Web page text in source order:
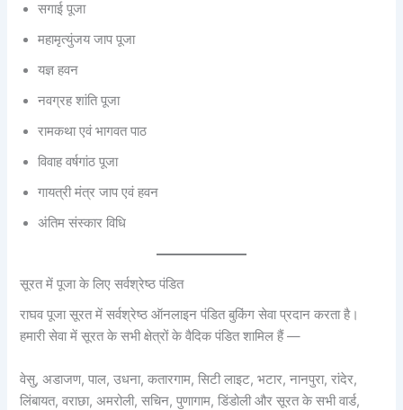
सगाई पूजा
महामृत्युंजय जाप पूजा
यज्ञ हवन
नवग्रह शांति पूजा
रामकथा एवं भागवत पाठ
विवाह वर्षगांठ पूजा
गायत्री मंत्र जाप एवं हवन
अंतिम संस्कार विधि
सूरत में पूजा के लिए सर्वश्रेष्ठ पंडित
राघव पूजा सूरत में सर्वश्रेष्ठ ऑनलाइन पंडित बुकिंग सेवा प्रदान करता है।
हमारी सेवा में सूरत के सभी क्षेत्रों के वैदिक पंडित शामिल हैं —
वेसु, अडाजण, पाल, उधना, कतारगाम, सिटी लाइट, भटार, नानपुरा, रांदेर,
लिंबायत, वराछा, अमरोली, सचिन, पुणागाम, डिंडोली और सूरत के सभी वार्ड,